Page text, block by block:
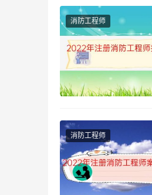
消防工程师
消防工程师